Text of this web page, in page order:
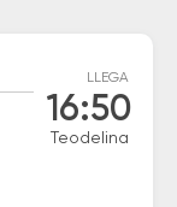
LLEGA
16:50
Teodelina